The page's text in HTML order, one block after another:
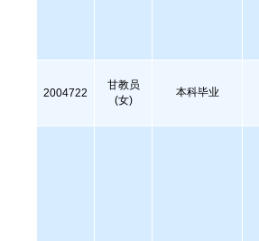
2004722
甘教员
(女)
本科毕业